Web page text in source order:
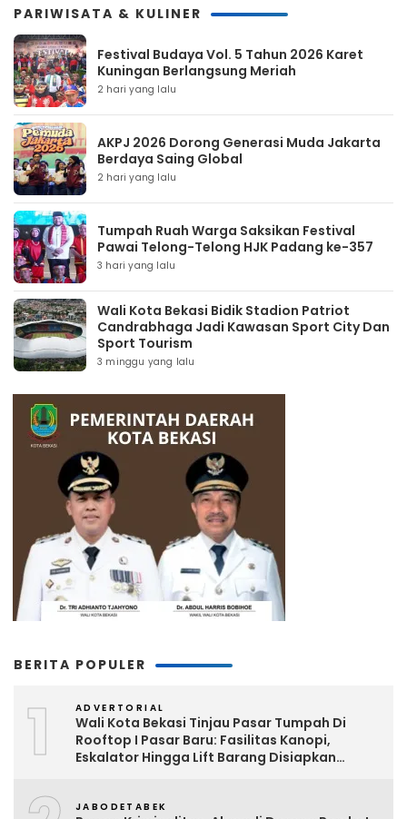
PARIWISATA & KULINER
Festival Budaya Vol. 5 Tahun 2026 Karet
Kuningan Berlangsung Meriah
2 hari yang lalu
AKPJ 2026 Dorong Generasi Muda Jakarta
Berdaya Saing Global
2 hari yang lalu
Tumpah Ruah Warga Saksikan Festival
Pawai Telong-Telong HJK Padang ke-357
3 hari yang lalu
Wali Kota Bekasi Bidik Stadion Patriot
Candrabhaga Jadi Kawasan Sport City Dan
Sport Tourism
3 minggu yang lalu
BERITA POPULER
1 ADVERTORIAL
Wali Kota Bekasi Tinjau Pasar Tumpah Di
Rooftop I Pasar Baru: Fasilitas Kanopi,
Eskalator Hingga Lift Barang Disiapkan
JABODETABEK